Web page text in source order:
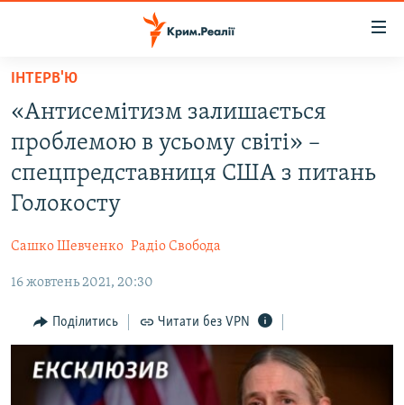
Перейти
основного
матеріалу
Перейти
до
основної
Перейти
до
ВОДА.КРИМ
ВІДЕО ТА ФОТО
ПОЛІТИКА
ІНТЕРВ'Ю
ВСЕ ЗА ДЕНЬ
СПЕЦПРОЕКТИ
ДЕПОРТАЦІЯ
ЯК ОБІЙТИ БЛОКУВАННЯ
ІНТЕРВ'Ю
«Антисемітизм залишається
проблемою в усьому світі» –
спецпредставниця США з питань
Голокосту
Сашко Шевченко Радіо Свобода
16 жовтень 2021, 20:30
Поділитись Читати без VPN